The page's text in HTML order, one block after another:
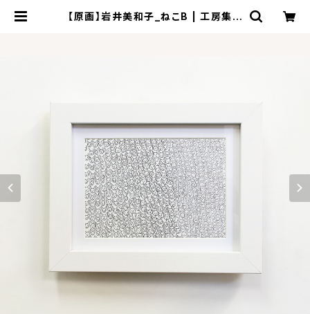
【原画】岩井美和子_ねこB | 工房集 k